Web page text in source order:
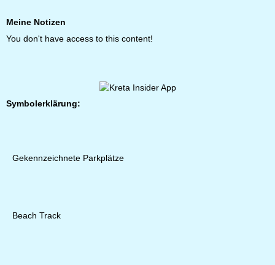
Meine Notizen
You don't have access to this content!
Symbolerklärung:
Gekennzeichnete Parkplätze
Beach Track